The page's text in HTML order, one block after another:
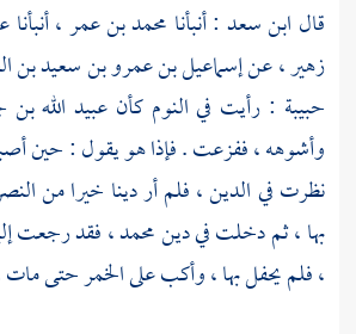
قال ابن سعد : أنبأنا محمد بن عمر، أنبأنا
زهير، عنإسماعيل بن عمرو بن سعيد بن
حبيبة : رأيت في النوم كأن عبيد الله
وأشوهه ، ففزعت . فإذا هو يقول : حين
نظرت في الدين ، فلم أر دينا خيرا من
بها ، ثم دخلت في دينمحمد، فقد رجعت
، فلم يحفل بها ، وأكب على الخمر حتى